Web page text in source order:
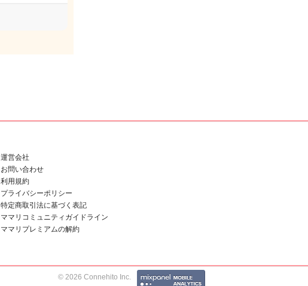
運営会社
お問い合わせ
利用規約
プライバシーポリシー
特定商取引法に基づく表記
ママリコミュニティガイドライン
ママリプレミアムの解約
© 2026 Connehito Inc.